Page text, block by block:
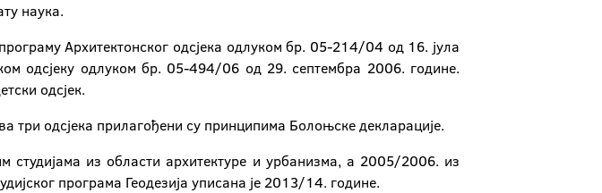
наука.
Архитектонског одсјека одлуком бр. 05-214/04 од 16. јула
одсјеку одлуком бр. 05-494/06 од 29. септембра 2006. године.
одсјек.
одсјека прилагођени су принципима Болоњске декларације.
из области архитектуре и урбанизма, a 2005/2006. из
програма Геодезија уписана је 2013/14. године.